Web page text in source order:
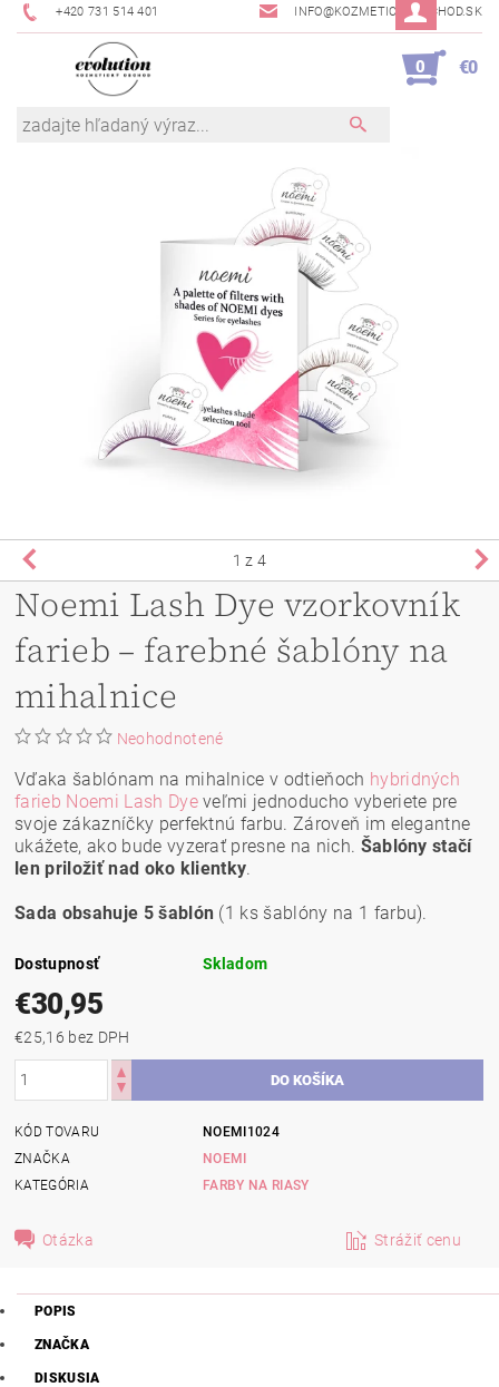
+420 731 514 401 INFO@KOZMETICKYOBCHOD.SK
0 €0
1 z 4
Noemi Lash Dye vzorkovník
farieb – farebné šablóny na
mihalnice
Neohodnotené
Vďaka šablónam na mihalnice v odtieňoch hybridných
farieb Noemi Lash Dyeveľmi jednoducho vyberiete pre
svoje zákazníčky perfektnú farbu. Zároveň im elegantne
ukážete, ako bude vyzerať presne na nich. Šablóny stačí
len priložiť nad oko klientky.
Sada obsahuje 5 šablón (1 ks šablóny na 1 farbu).
Dostupnosť Skladom
€30,95
€25,16 bez DPH
KÓD TOVARU
NOEMI1024
ZNAČKA
NOEMI
KATEGÓRIA
FARBY NA RIASY
Otázka Strážiť cenu
POPIS
ZNAČKA
DISKUSIA